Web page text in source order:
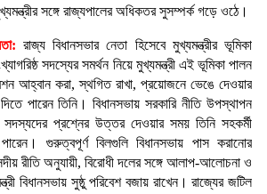
সঙ্গে রাজ্যপালের অধিকতর সুসম্পর্ক গড়ে ওঠে।
রাজ্য বিধানসভার নেতা হিসেবে মুখ্যমন্ত্রীর ভূমিকা
সদস্যের সমর্থন নিয়ে মুখ্যমন্ত্রী এই ভূমিকা পালন
আহ্বান করা, স্থগিত রাখা, প্রয়োজনে ভেঙে দেওয়ার
পারেন তিনি। বিধানসভায় সরকারি নীতি উপস্থাপন
সদস্যদের প্রশ্নের উত্তর দেওয়ার সময় তিনি সহকর্মী
পারেন। গুরুত্বপূর্ণ বিলগুলি বিধানসভায় পাস করানোর
রীতি অনুযায়ী, বিরোধী দলের সঙ্গে আলাপ-আলোচনা ও
বিধানসভায় সুষ্ঠু পরিবেশ বজায় রাখেন। রাজ্যের জটিল